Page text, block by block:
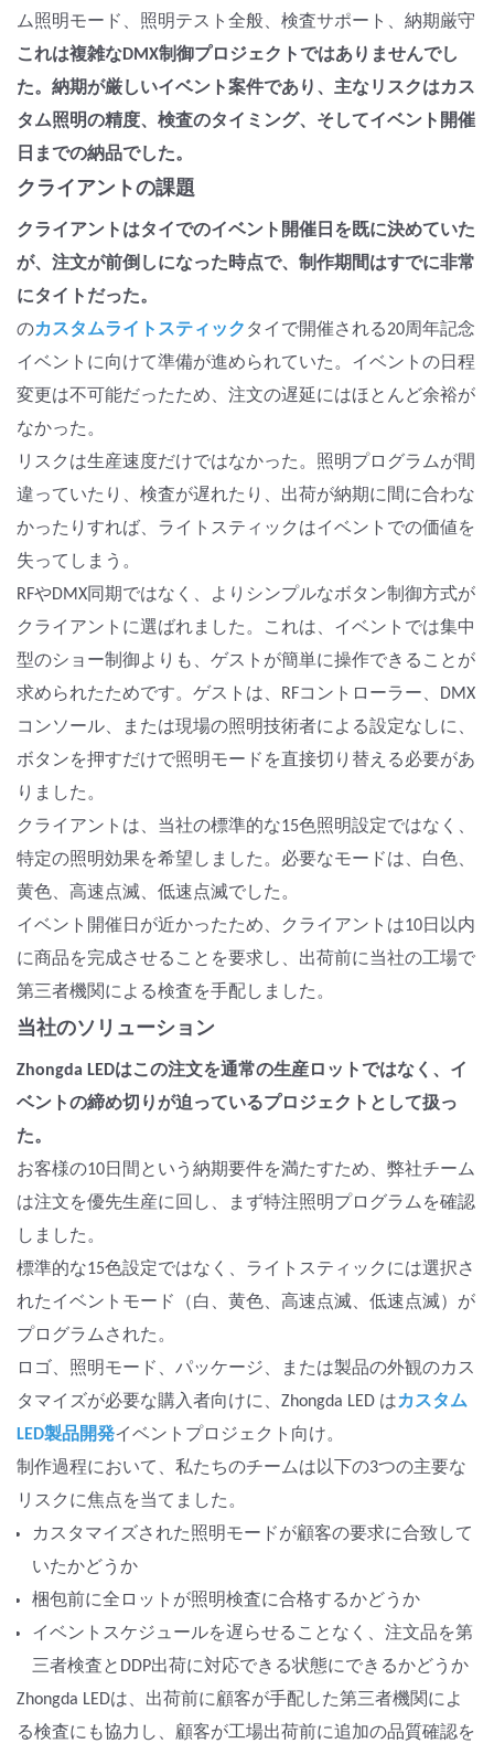
ム照明モード、照明テスト全般、検査サポート、納期厳守
これは複雑なDMX制御プロジェクトではありませんでし
た。納期が厳しいイベント案件であり、主なリスクはカス
タム照明の精度、検査のタイミング、そしてイベント開催
日までの納品でした。
クライアントの課題
クライアントはタイでのイベント開催日を既に決めていた
が、注文が前倒しになった時点で、制作期間はすでに非常
にタイトだった。
のカスタムライトスティック タイで開催される20周年記念
イベントに向けて準備が進められていた。イベントの日程
変更は不可能だったため、注文の遅延にはほとんど余裕が
なかった。
リスクは生産速度だけではなかった。照明プログラムが間
違っていたり、検査が遅れたり、出荷が納期に間に合わな
かったりすれば、ライトスティックはイベントでの価値を
失ってしまう。
RFやDMX同期​​ではなく、よりシンプルなボタン制御方式が
クライアントに選ばれました。これは、イベントでは集中
型のショー制御よりも、ゲストが簡単に操作できることが
求められたためです。ゲストは、RFコントローラー、DMX
コンソール、または現場の照明技術者による設定なしに、
ボタンを押すだけで照明モードを直接切り替える必要があ
りました。
クライアントは、当社の標準的な15色照明設定ではなく、
特定の照明効果を希望しました。必要なモードは、白色、
黄色、高速点滅、低速点滅でした。
イベント開催日が近かったため、クライアントは10日以内
に商品を完成させることを要求し、出荷前に当社の工場で
第三者機関による検査を手配しました。
当社のソリューション
Zhongda LEDはこの注文を通常の生産ロットではなく、イ
ベントの締め切りが迫っているプロジェクトとして扱っ
た。
お客様の10日間という納期要件を満たすため、弊社チーム
は注文を優先生産に回し、まず特注照明プログラムを確認
しました。
標準的な15色設定ではなく、ライトスティックには選択さ
れたイベントモード（白、黄色、高速点滅、低速点滅）が
プログラムされた。
ロゴ、照明モード、パッケージ、または製品の外観のカス
タマイズが必要な購入者向けに、Zhongda LED はカスタム
LED製品開発イベントプロジェクト向け。
制作過程において、私たちのチームは以下の3つの主要な
リスクに焦点を当てました。
カスタマイズされた照明モードが顧客の要求に合致して
いたかどうか
梱包前に全ロットが照明検査に合格するかどうか
イベントスケジュールを遅らせることなく、注文品を第
三者検査とDDP出荷に対応できる状態にできるかどうか
Zhongda LEDは、出荷前に顧客が手配した第三者機関によ
る検査にも協力し、顧客が工場出荷前に追加の品質確認を